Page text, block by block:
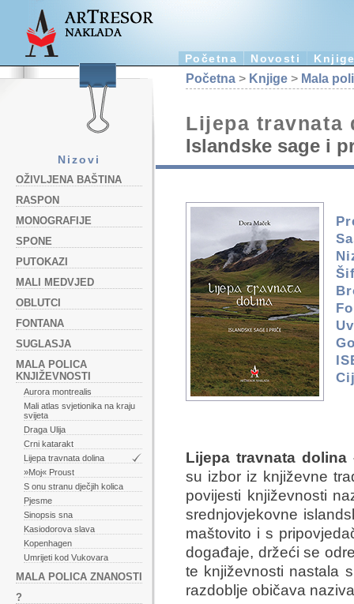
Početna Novosti
Nizovi
OŽIVLJENA BAŠTINA
RASPON
MONOGRAFIJE
SPONE
PUTOKAZI
MALI MEDVJED
OBLUTCI
FONTANA
SUGLASJA
MALA POLICA
KNJIŽEVNOSTI
Aurora montrealis
Mali atlas svjetionika na kraju
svijeta
Draga Ulija
Crni katarakt
Lijepa travnata dolina
»Moj« Proust
S onu stranu dječjih kolica
Pjesme
Sinopsis sna
Kasiodorova slava
Kopenhagen
Umrijeti kod Vukovara
MALA POLICA ZNANOSTI
?
Početna > Knjige > Mala
Lijepa travnata
Islandske sage i
Lijepa travnata
su izbor iz književne
povijesti književnosti
srednjovjekovne
maštovito i s
događaje, držeći se
te književnosti nastala
razdoblje običava